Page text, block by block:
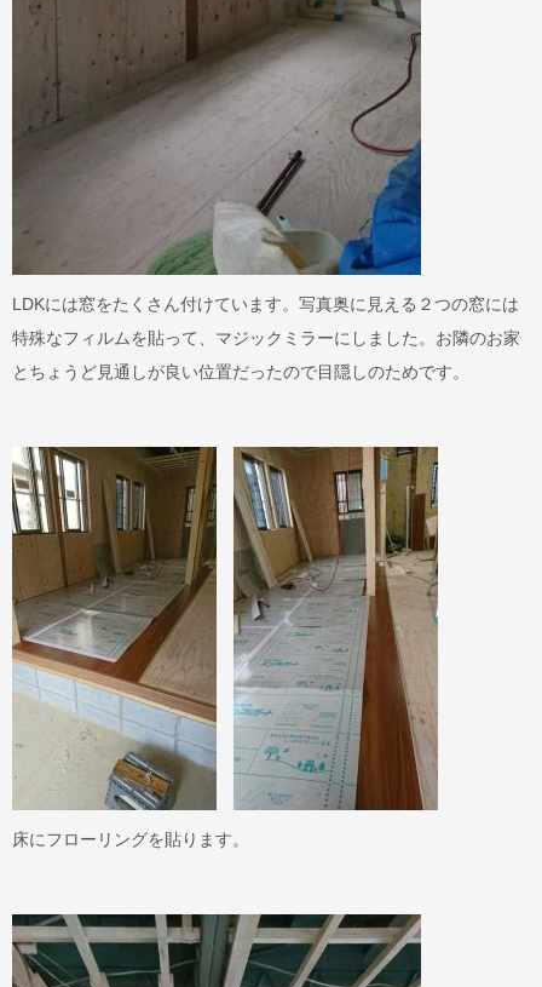
LDKには窓をたくさん付けています。写真奥に見える２つの窓には
特殊なフィルムを貼って、マジックミラーにしました。お隣のお家
とちょうど見通しが良い位置だったので目隠しのためです。
床にフローリングを貼ります。